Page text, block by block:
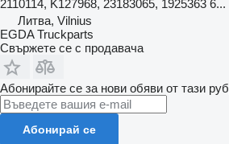
2110114, K127968, 23183065, 1925363 6...
Литва, Vilnius
EGDA Truckparts
Свържете се с продавача
Абонирайте се за нови обяви от тази
Абонирай се